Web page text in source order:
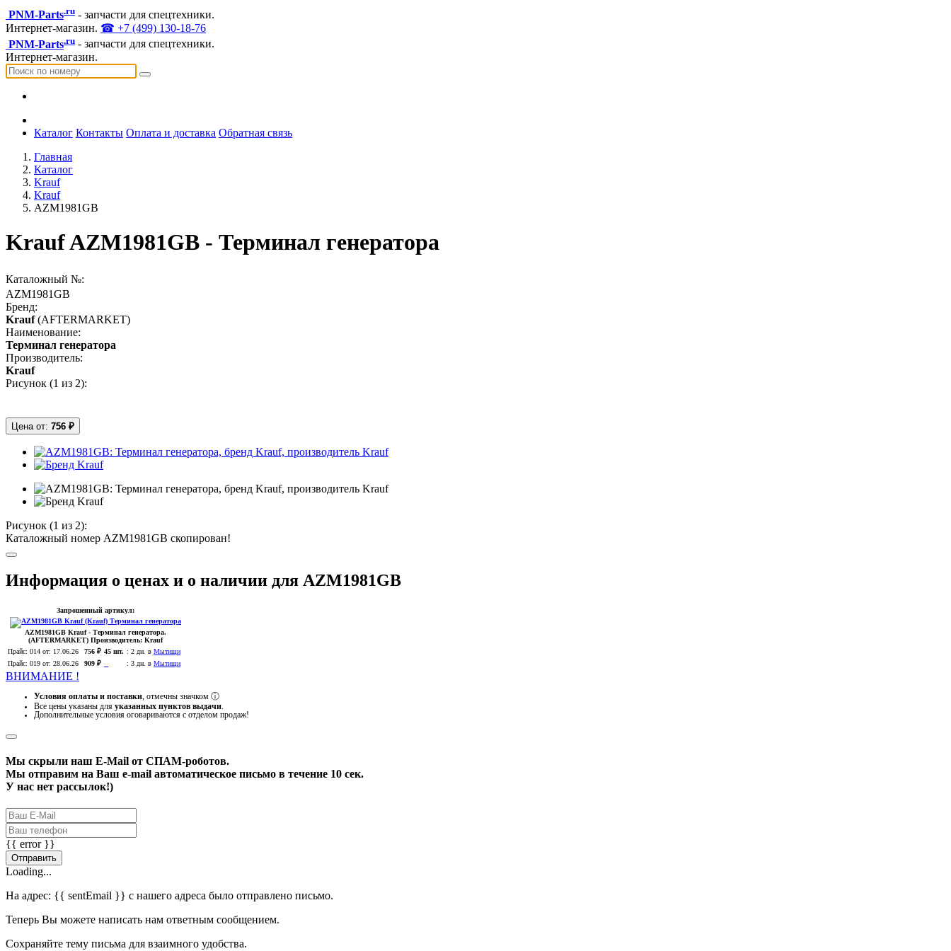
PNM-Parts.ru - запчасти для спецтехники.
Интернет-магазин. ☎ +7 (499) 130-18-76
PNM-Parts.ru - запчасти для спецтехники.
Интернет-магазин.
Каталог Контакты Оплата и доставка Обратная связь
Главная
Каталог
Krauf
Krauf
AZM1981GB
Krauf AZM1981GB - Терминал генератора
Каталожный №:
AZM1981GB
Бренд:
Krauf (AFTERMARKET)
Наименование:
Терминал генератора
Производитель:
Krauf
Рисунок (1 из 2):
Цена от: 756 ₽
Рисунок (1 из 2):
Каталожный номер AZM1981GB скопирован!
Информация о ценах и о наличии для AZM1981GB
Запрошенный артикул:
AZM1981GB Krauf- Терминал генератора.
(AFTERMARKET) Производитель: Krauf
Прайс: 014 от: 17.06.26 756 ₽ 45 шт. : 2 дн. в Мытищи
Прайс: 019 от: 28.06.26 909 ₽ : 3 дн. в Мытищи
ВНИМАНИЕ !
Условия оплаты и поставки , отмечны значком ⓘ
Все цены указаны для указанных пунктов выдачи
Дополнительные условия оговариваются с отделом продаж!
Мы скрыли наш E-Mail от СПАМ-роботов.
Мы отправим на Ваш e-mail автоматическое письмо в течение 10 сек.
У нас нет рассылок!)
{{ error }}
Отправить
Loading...
На адрес: {{ sentEmail }} с нашего адреса было отправлено письмо.
Теперь Вы можете написать нам ответным сообщением.
Сохраняйте тему письма для взаимного удобства.